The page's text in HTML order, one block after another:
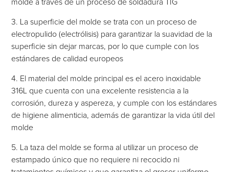
molde a través de un proceso de soldadura TIG
3. La superficie del molde se trata con un proceso de
electropulido (electrólisis) para garantizar la suavidad de la
superficie sin dejar marcas, por lo que cumple con los
estándares de calidad europeos
4. El material del molde principal es el acero inoxidable
316L que cuenta con una excelente resistencia a la
corrosión, dureza y aspereza, y cumple con los estándares
de higiene alimenticia, además de garantizar la vida útil del
molde
5. La taza del molde se forma al utilizar un proceso de
estampado único que no requiere ni recocido ni